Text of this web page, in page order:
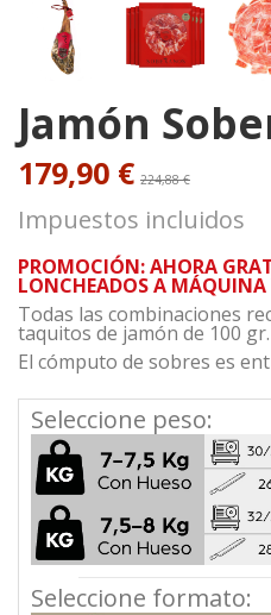
Jamón
179,90 € 224,88 €
Impuestos incluidos
PROMOCIÓN: AHORA
LONCHEADOS A
Todas las combinaciones
taquitos de jamón de 100 gr.
El cómputo de sobres es
Seleccione peso:
Seleccione formato: